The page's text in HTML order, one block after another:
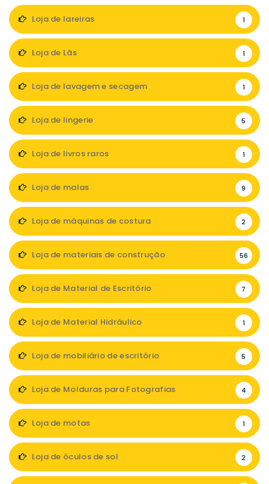
Loja de lareiras 1
Loja de Lãs 1
Loja de lavagem e secagem 1
Loja de lingerie 5
Loja de livros raros 1
Loja de malas 9
Loja de máquinas de costura 2
Loja de materiais de construção 56
Loja de Material de Escritório 7
Loja de Material Hidráulico 1
Loja de mobiliário de escritório 5
Loja de Molduras para Fotografias 4
Loja de motas 1
Loja de óculos de sol 2